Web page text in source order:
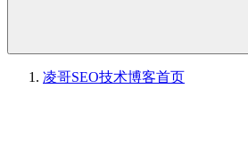
凌哥SEO技术博客首页